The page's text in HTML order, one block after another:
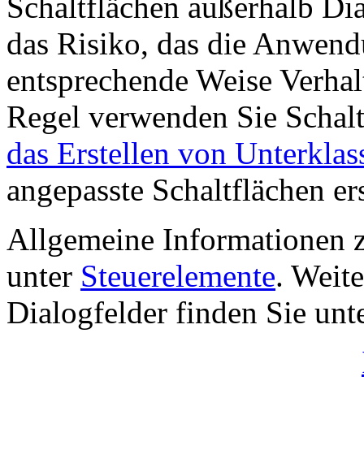
Schaltflächen außerhalb
das Risiko, das die
entsprechende Weise
Regel verwenden Sie
das Erstellen von
angepasste Schaltflächen
Allgemeine Informationen
unter Steuerelemente.
Dialogfelder finden Sie